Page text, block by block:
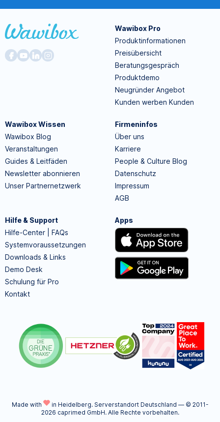
Wawibox Pro
Produktinformationen
Preisübersicht
Beratungsgespräch
Produktdemo
Neugründer Angebot
Kunden werben Kunden
Wawibox Wissen
Wawibox Blog
Veranstaltungen
Guides & Leitfäden
Newsletter abonnieren
Unser Partnernetzwerk
Firmeninfos
Über uns
Karriere
People & Culture Blog
Datenschutz
Impressum
AGB
Hilfe & Support
Hilfe-Center | FAQs
Systemvoraussetzungen
Downloads & Links
Demo Desk
Schulung für Pro
Kontakt
Apps
Made with in Heidelberg. Serverstandort Deutschland — © 2011-
2026 caprimed GmbH. Alle Rechte vorbehalten.